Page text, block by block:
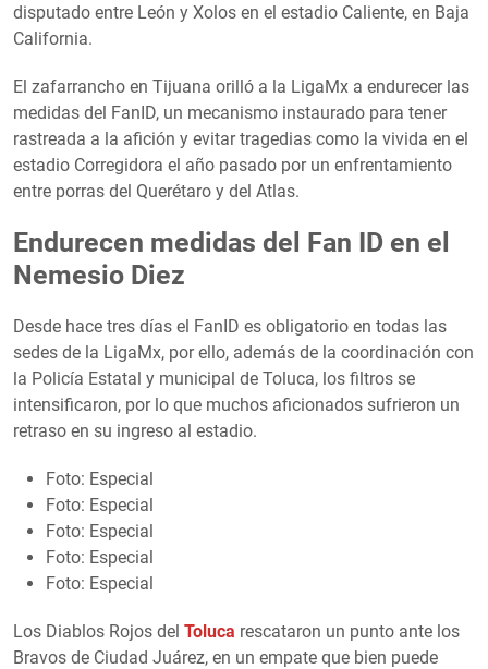
disputado entre León y Xolos en el estadio Caliente, en Baja
California.
El zafarrancho en Tijuana orilló a la LigaMx a endurecer las
medidas del FanID, un mecanismo instaurado para tener
rastreada a la afición y evitar tragedias como la vivida en el
estadio Corregidora el año pasado por un enfrentamiento
entre porras del Querétaro y del Atlas.
Endurecen medidas del Fan ID en el
Nemesio Diez
Desde hace tres días el FanID es obligatorio en todas las
sedes de la LigaMx, por ello, además de la coordinación con
la Policía Estatal y municipal de Toluca, los filtros se
intensificaron, por lo que muchos aficionados sufrieron un
retraso en su ingreso al estadio.
Foto: Especial
Foto: Especial
Foto: Especial
Foto: Especial
Foto: Especial
Los Diablos Rojos del Toluca rescataron un punto ante los
Bravos de Ciudad Juárez, en un empate que bien puede